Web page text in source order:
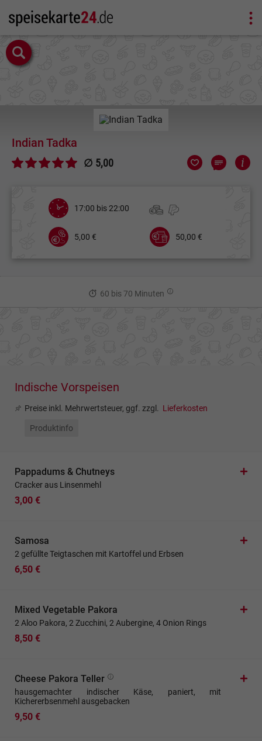
Indian Tadka
∅ 5,00
17:00 bis 22:00
5,00 € 50,00 €
60 bis 70 Minuten
Indische Vorspeisen
Preise inkl. Mehrwertsteuer, ggf. zzgl. Lieferkosten
Produktinfo
Pappadums & Chutneys
Cracker aus Linsenmehl
3,00 €
Samosa
2 gefüllte Teigtaschen mit Kartoffel und Erbsen
6,50 €
Mixed Vegetable Pakora
2 Aloo Pakora, 2 Zucchini, 2 Aubergine, 4 Onion Rings
8,50 €
Cheese Pakora Teller
hausgemachter indischer Käse, paniert, mit
Kichererbsenmehl ausgebacken
9,50 €